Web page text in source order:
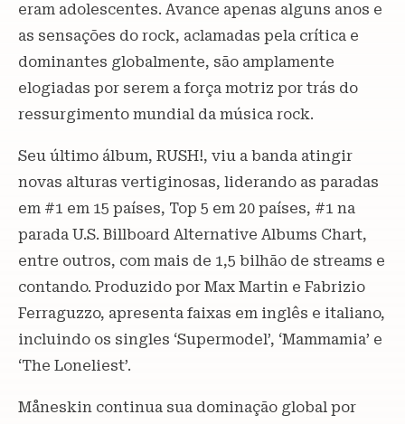
eram adolescentes. Avance apenas alguns anos e
as sensações do rock, aclamadas pela crítica e
dominantes globalmente, são amplamente
elogiadas por serem a força motriz por trás do
ressurgimento mundial da música rock.
Seu último álbum, RUSH!, viu a banda atingir
novas alturas vertiginosas, liderando as paradas
em #1 em 15 países, Top 5 em 20 países, #1 na
parada U.S. Billboard Alternative Albums Chart,
entre outros, com mais de 1,5 bilhão de streams e
contando. Produzido por Max Martin e Fabrizio
Ferraguzzo, apresenta faixas em inglês e italiano,
incluindo os singles ‘Supermodel’, ‘Mammamia’ e
‘The Loneliest’.
Måneskin continua sua dominação global por